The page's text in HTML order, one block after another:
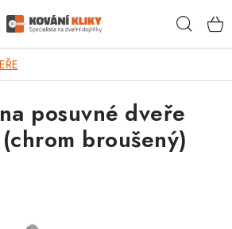
posuvné dveře
broušený)